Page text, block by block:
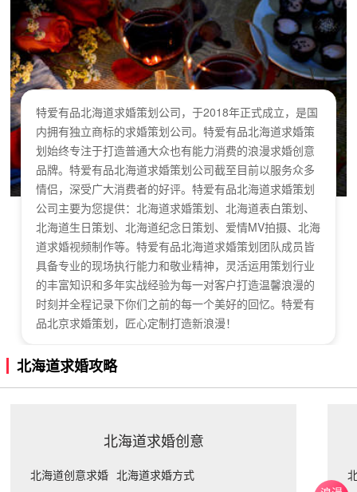
特爱有品北海道求婚策划公司，于2018年正式成立，是国
内拥有独立商标的求婚策划公司。特爱有品北海道求婚策
划始终专注于打造普通大众也有能力消费的浪漫求婚创意
品牌。特爱有品北海道求婚策划公司截至目前以服务众多
情侣，深受广大消费者的好评。特爱有品北海道求婚策划
公司主要为您提供：北海道求婚策划、北海道表白策划、
北海道生日策划、北海道纪念日策划、爱情MV拍摄、北海
道求婚视频制作等。特爱有品北海道求婚策划团队成员皆
具备专业的现场执行能力和敬业精神，灵活运用策划行业
的丰富知识和多年实战经验为每一对客户打造温馨浪漫的
时刻并全程记录下你们之前的每一个美好的回忆。特爱有
品北京求婚策划，匠心定制打造新浪漫！
北海道求婚攻略
北海道求婚创意
北海道创意求婚 北海道求婚方式